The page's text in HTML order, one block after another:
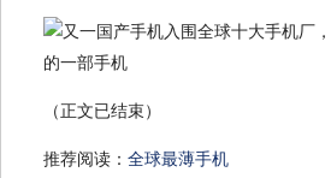
（正文已结束）
推荐阅读： 全球最薄手机